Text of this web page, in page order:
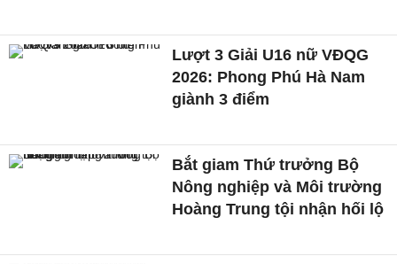
Lượt 3 Giải U16 nữ VĐQG
2026: Phong Phú Hà Nam
giành 3 điểm
Bắt giam Thứ trưởng Bộ
Nông nghiệp và Môi trường
Hoàng Trung tội nhận hối lộ